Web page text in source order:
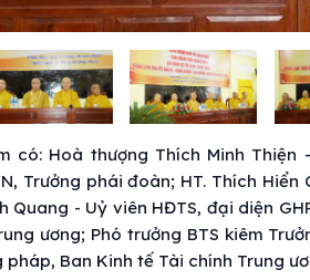
có: Hoà thượng Thích Minh Thiện
Trưởng phái đoàn; HT. Thích
Quang - Uỷ viên HĐTS, đại diện
ương; Phó trưởng BTS kiêm
pháp, Ban Kinh tế Tài chính Trung